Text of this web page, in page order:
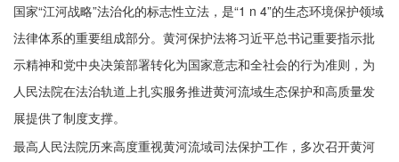
国家“江河战略”法治化的标志性立法，是“1 n 4”的生态环境保护领域
法律体系的重要组成部分。黄河保护法将习近平总书记重要指示批
示精神和党中央决策部署转化为国家意志和全社会的行为准则，为
人民法院在法治轨道上扎实服务推进黄河流域生态保护和高质量发
展提供了制度支撑。
最高人民法院历来高度重视黄河流域司法保护工作，多次召开黄河